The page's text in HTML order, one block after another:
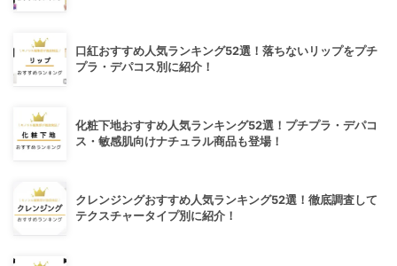
口紅おすすめ人気ランキング52選！落ちないリップをプチ
プラ・デパコス別に紹介！
化粧下地おすすめ人気ランキング52選！プチプラ・デパコ
ス・敏感肌向けナチュラル商品も登場！
クレンジングおすすめ人気ランキング52選！徹底調査して
テクスチャータイプ別に紹介！